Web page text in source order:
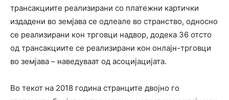
трансакциите реализирани со платежни картички
издадени во земјава се одлеале во странство, односно
се реализирани кон трговци надвор, додека 36 отсто
од трансакциите се реализирани кон онлајн-трговци
во земјава – наведуваат од асоцијацијата.
Во текот на 2018 година странците двојно го